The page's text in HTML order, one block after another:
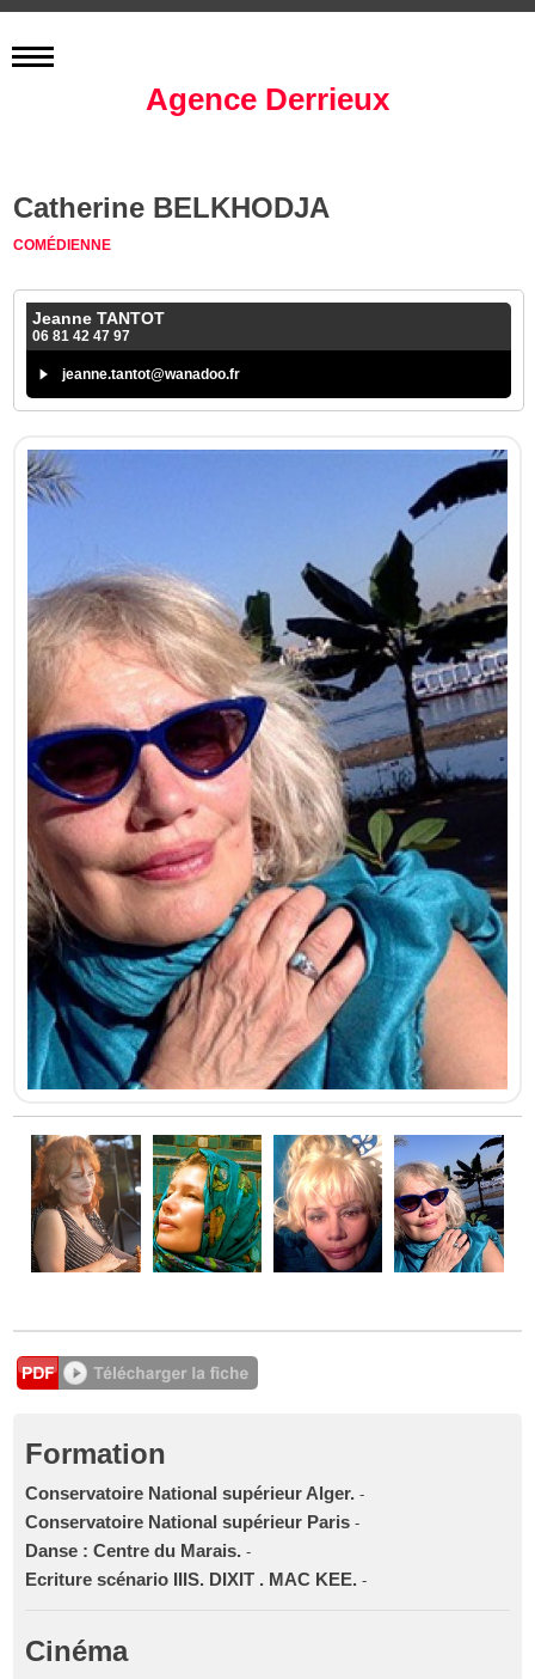
Agence Derrieux
Catherine BELKHODJA
COMÉDIENNE
Jeanne TANTOT
06 81 42 47 97
jeanne.tantot@wanadoo.fr
Formation
Conservatoire National supérieur Alger. -
Conservatoire National supérieur Paris -
Danse : Centre du Marais. -
Ecriture scénario IIIS. DIXIT . MAC KEE. -
Cinéma